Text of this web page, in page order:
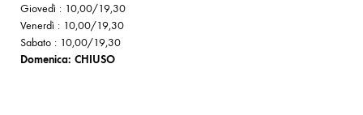
Giovedì : 10,00/19,30
Venerdì : 10,00/19,30
Sabato : 10,00/19,30
Domenica: CHIUSO